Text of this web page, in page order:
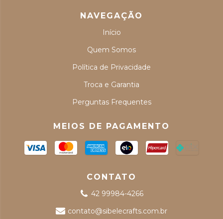
NAVEGAÇÃO
Início
Quem Somos
Política de Privacidade
Troca e Garantia
Perguntas Frequentes
MEIOS DE PAGAMENTO
CONTATO
42 99984-4266
contato@sibelecrafts.com.br